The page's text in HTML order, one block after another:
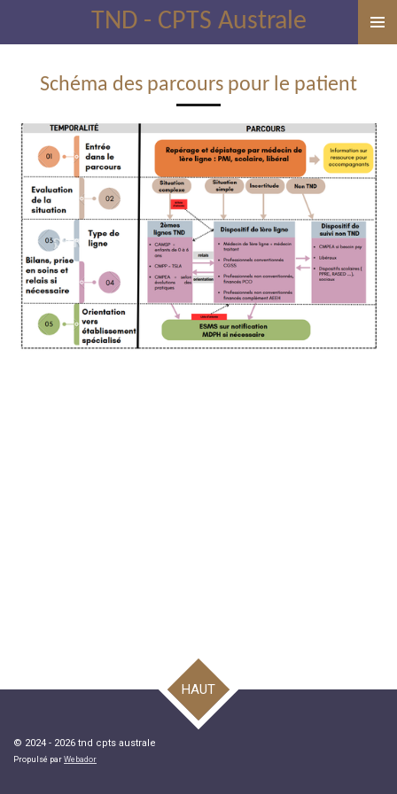
au
principal
TND - CPTS Australe
Schéma des parcours pour le patient
HAUT
© 2024 - 2026 tnd cpts australe
Propulsé par Webador